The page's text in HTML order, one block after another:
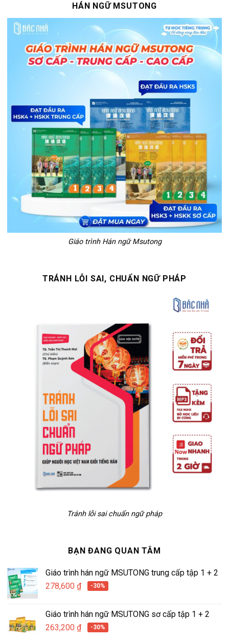
HÁN NGỮ MSUTONG
Giáo trình Hán ngữ Msutong
TRÁNH LỖI SAI, CHUẨN NGỮ PHÁP
Tránh lỗi sai chuẩn ngữ pháp
BẠN ĐANG QUAN TÂM
Giáo trình hán ngữ MSUTONG trung cấp tập 1 + 2
278,600 ₫ -30%
Giáo trình hán ngữ MSUTONG sơ cấp tập 1 + 2
263,200 ₫ -30%